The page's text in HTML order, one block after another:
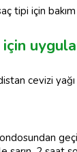
tipi için bakım
için
cevizi yağı